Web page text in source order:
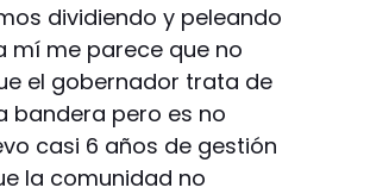
dividiendo y peleando
mí me parece que no
el gobernador trata de
bandera pero es no
casi 6 años de gestión
la comunidad no